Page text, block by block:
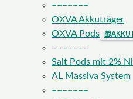
–––––––
OXVA Akkuträger
OXVA Pods
🎁
–––––––
Salt Pods mit 2%
AL Massiva System
–––––––